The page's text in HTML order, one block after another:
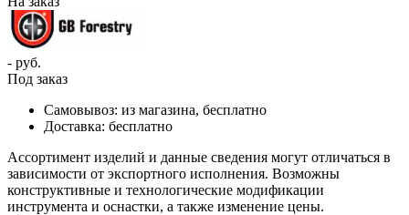
- руб.
Под заказ
Самовывоз: из магазина, бесплатно
Доставка: бесплатно
Ассортимент изделий и данные сведения могут отличаться в
зависимости от экспортного исполнения. Возможны
конструктивные и технологические модификации
инструмента и оснастки, а также изменение цены.